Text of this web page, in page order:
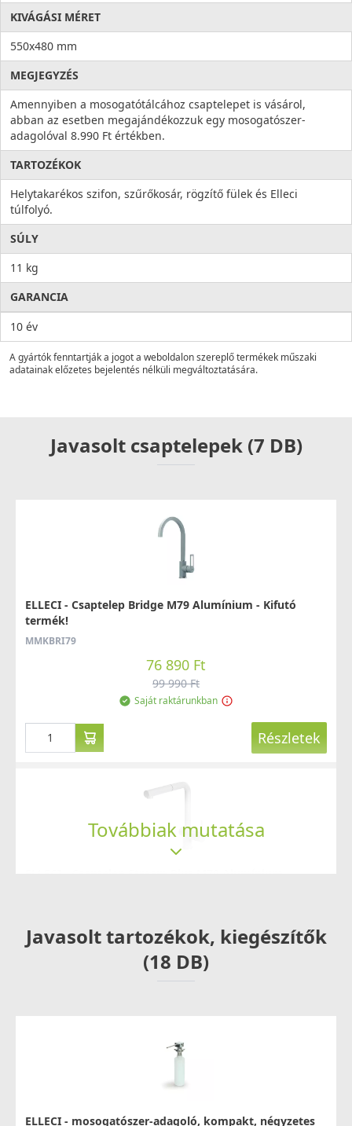
KIVÁGÁSI MÉRET
550x480 mm
MEGJEGYZÉS
Amennyiben a mosogatótálcához csaptelepet is vásárol,
abban az esetben megajándékozzuk egy mosogatószer-
adagolóval 8.990 Ft értékben.
TARTOZÉKOK
Helytakarékos szifon, szűrőkosár, rögzítő fülek és Elleci
túlfolyó.
SÚLY
11 kg
GARANCIA
10 év
A gyártók fenntartják a jogot a weboldalon szereplő termékek műszaki
adatainak előzetes bejelentés nélküli megváltoztatására.
Javasolt csaptelepek (7 DB)
ELLECI - Csaptelep Bridge M79 Alumínium - Kifutó
termék!
MMKBRI79
76 890 Ft
99 990 Ft
Saját raktárunkban
Részletek
125 990 Ft
Saját raktárunkban
Továbbiak mutatása
Javasolt tartozékok, kiegészítők
(18 DB)
ELLECI - mosogatószer-adagoló, kompakt, négyzetes